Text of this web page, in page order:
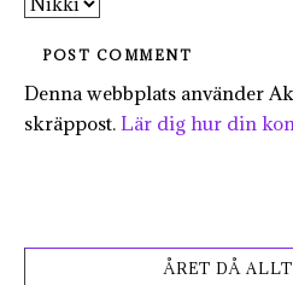
Denna webbplats använder
skräppost. Lär dig hur din
ÅRET DÅ